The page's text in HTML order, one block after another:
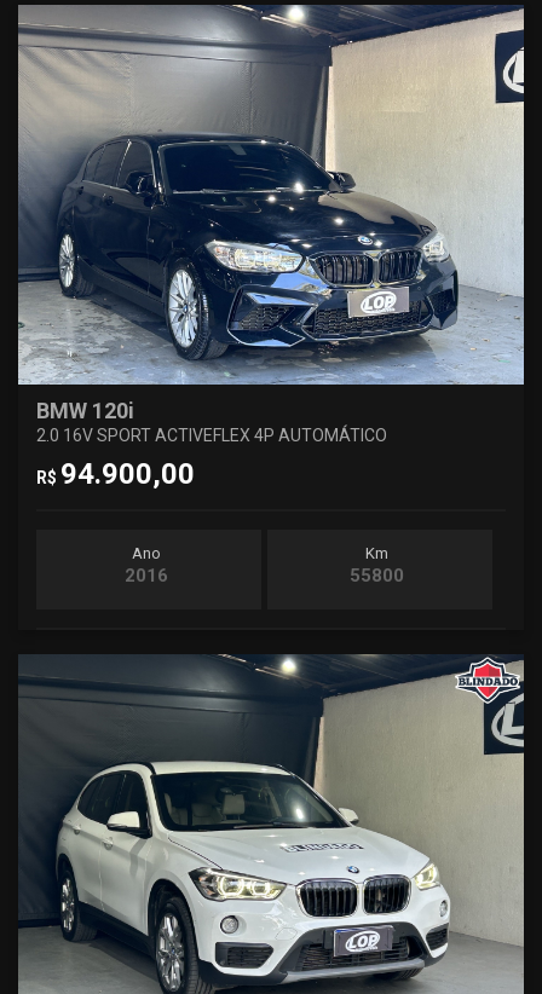
BMW 120i
2.0 16V SPORT ACTIVEFLEX 4P AUTOMÁTICO
R$ 94.900,00
Ano
2016
Km
55800